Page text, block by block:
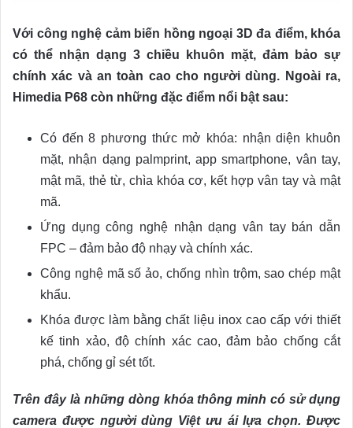
Với công nghệ cảm biến hồng ngoại 3D đa điểm, khóa
có thể nhận dạng 3 chiều khuôn mặt, đảm bảo sự
chính xác và an toàn cao cho người dùng. Ngoài ra,
Himedia P68 còn những đặc điểm nổi bật sau:
Có đến 8 phương thức mở khóa: nhận diện khuôn
mặt, nhận dạng palmprint, app smartphone, vân tay,
mật mã, thẻ từ, chìa khóa cơ, kết hợp vân tay và mật
mã.
Ứng dụng công nghệ nhận dạng vân tay bán dẫn
FPC – đảm bảo độ nhạy và chính xác.
Công nghệ mã số ảo, chống nhìn trộm, sao chép mật
khẩu.
Khóa được làm bằng chất liệu inox cao cấp với thiết
kế tinh xảo, độ chính xác cao, đảm bảo chống cắt
phá, chống gỉ sét tốt.
Trên đây là những dòng khóa thông minh có sử dụng
camera được người dùng Việt ưu ái lựa chọn. Được